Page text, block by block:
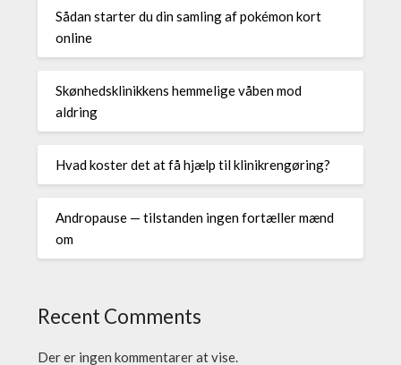
Sådan starter du din samling af pokémon kort
online
Skønhedsklinikkens hemmelige våben mod
aldring
Hvad koster det at få hjælp til klinikrengøring?
Andropause — tilstanden ingen fortæller mænd
om
Recent Comments
Der er ingen kommentarer at vise.